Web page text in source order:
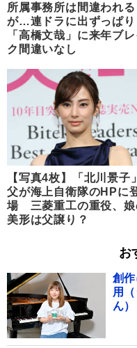
所属事務所は間違われる
が…連ドラに出ずっぱり
「高橋文哉」に来年ブレ
ク間違いなし
【写真4枚】「北川景子」
父が海上自衛隊のHPに
場 三菱重工の重役、娘
美形は父譲り？
お
創
用
ん